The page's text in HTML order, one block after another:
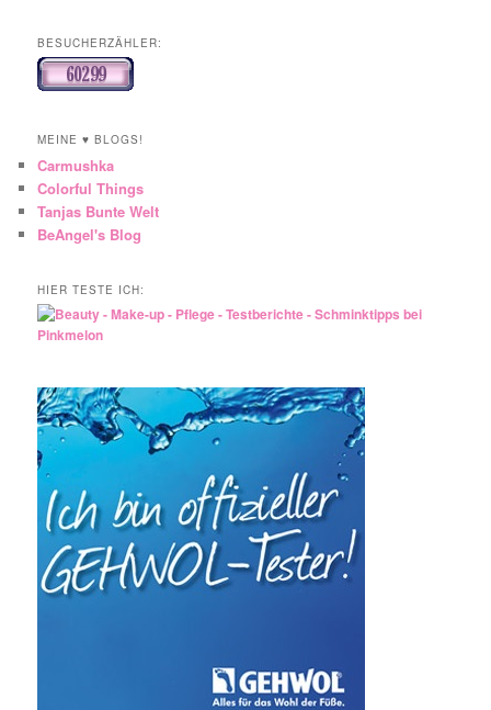
BESUCHERZÄHLER:
MEINE ♥ BLOGS!
Carmushka
Colorful Things
Tanjas Bunte Welt
BeAngel's Blog
HIER TESTE ICH: